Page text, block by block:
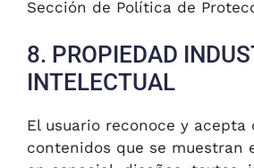
Sección de Política de
8. PROPIEDAD
INTELECTUAL
El usuario reconoce y acepta
contenidos que se muestran